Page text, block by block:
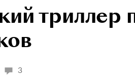
триллер
3